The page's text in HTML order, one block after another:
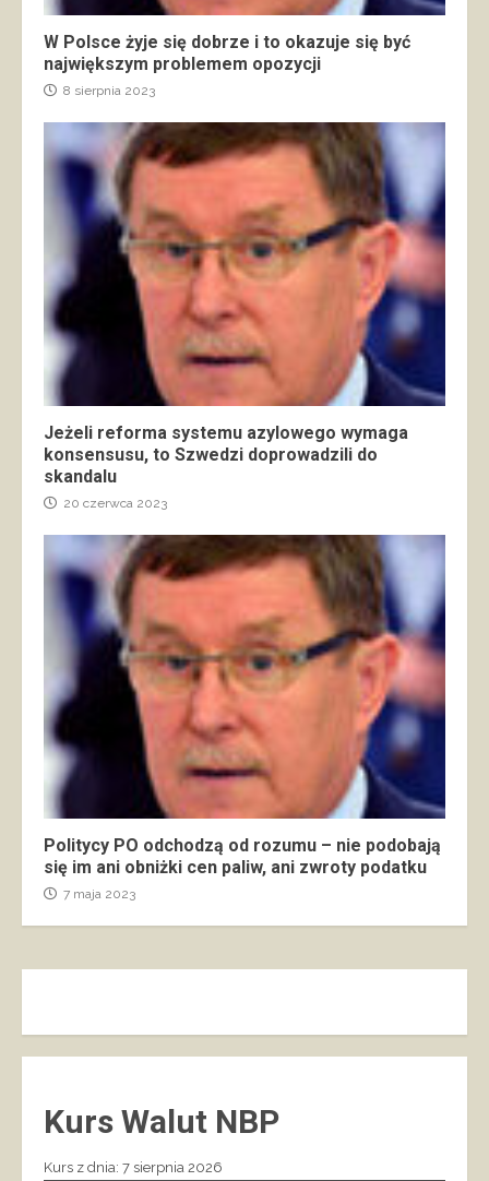
W Polsce żyje się dobrze i to okazuje się być
największym problemem opozycji
8 sierpnia 2023
Jeżeli reforma systemu azylowego wymaga
konsensusu, to Szwedzi doprowadzili do
skandalu
20 czerwca 2023
Politycy PO odchodzą od rozumu – nie podobają
się im ani obniżki cen paliw, ani zwroty podatku
7 maja 2023
Kurs Walut NBP
Kurs z dnia: 7 sierpnia 2026